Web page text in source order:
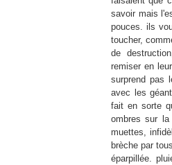
savoir mais
pouces. ils
toucher,
de
remiser en
surprend pas
avec les
fait en sorte
ombres sur
muettes,
brèche par
éparpillée.